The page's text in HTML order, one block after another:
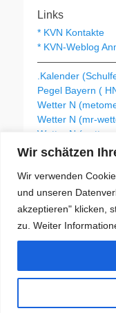
Wir schätzen
Wir verwenden
und unseren
akzeptieren" klicken,
zu. Weiter
Links
* KVN Kontakte
* KVN-Weblog
.Kalender
Pegel Bayern (
Wetter N
Wetter N (mr-
Wetter N
KVN Newsletter
Your email:
Datenschutz|